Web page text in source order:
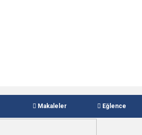
Makaleler Eğlence